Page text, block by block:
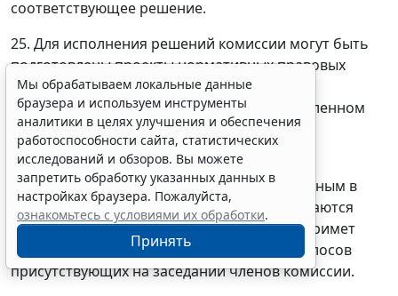
соответствующее решение.
25. Для исполнения решений комиссии могут быть
подготовлены проекты нормативных правовых
актов Россвязи, решений или поручений
руководителя Россвязи, которые в установленном
порядке представляются на рассмотрение
руководителя Россвязи.
26. Решения комиссии по вопросам, указанным в
пункте 13настоящего Положения, принимаются
тайным голосованием (если комиссия не примет
иное решение) простым большинством голосов
присутствующих на заседании членов комиссии.
Мы обрабатываем локальные данные
браузера и используем инструменты
аналитики в целях улучшения и обеспечения
работоспособности сайта, статистических
исследований и обзоров. Вы можете
запретить обработку указанных данных в
настройках браузера. Пожалуйста,
ознакомьтесь с условиями их обработки.
Принять